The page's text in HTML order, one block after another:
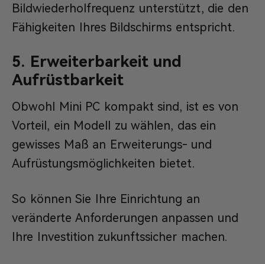
Bildwiederholfrequenz unterstützt, die den
Fähigkeiten Ihres Bildschirms entspricht.
5. Erweiterbarkeit und
Aufrüstbarkeit
Obwohl Mini PC kompakt sind, ist es von
Vorteil, ein Modell zu wählen, das ein
gewisses Maß an Erweiterungs- und
Aufrüstungsmöglichkeiten bietet.
So können Sie Ihre Einrichtung an
veränderte Anforderungen anpassen und
Ihre Investition zukunftssicher machen.